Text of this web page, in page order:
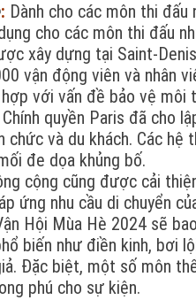
: Dành cho các môn thi
cho các môn thi đấu
xây dựng tại Saint-
vận động viên và nhân
với vấn đề bảo vệ môi
Chính quyền Paris đã cho
chức và du khách. Các
đe dọa khủng bố.
cộng cũng được cải
ứng nhu cầu di chuyển
Hội Mùa Hè 2024 sẽ
biến như điền kinh, bơi
Đặc biệt, một số môn
phú cho sự kiện.